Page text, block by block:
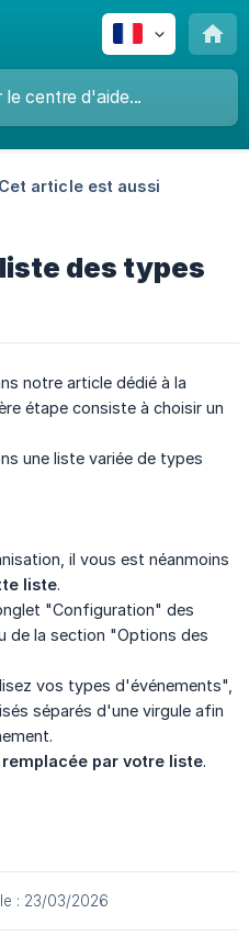
Cet article est aussi
des types
notre article dédié à la
étape consiste à choisir un
une liste variée de types
il vous est néanmoins
liste.
"Configuration" des
de la section "Options des
vos types d'événements",
séparés d'une virgule afin
par votre liste.
: 23/03/2026